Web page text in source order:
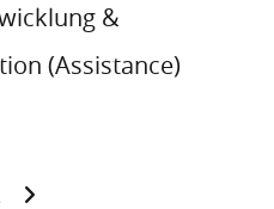
&
(Assistance)